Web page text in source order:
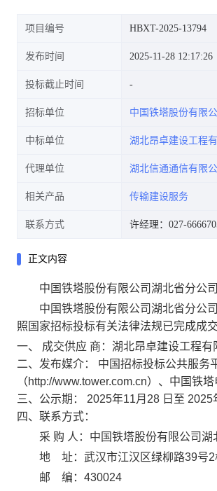
项目编号 HBXT-2025-13794
发布时间 2025-11-28 12:17:26
投标截止时间
招标单位 中国铁塔股份有限
中标单位 湖北昂卓建设工程
代理单位 湖北信通通信有限公
相关产品 传输建设服务
联系方式 许经理：027-
正文内容
中国铁塔股份有限公司湖北省分公司
中国铁塔股份有限公司湖北省分公司
照国家招标投标有关法律法规已完成成交
一、
成交供应 商：湖北昂卓建设工程有
二、发布媒介：
中国招标投标公共服务
（http://www.tower.com.cn）、中国铁
三、公示期：
2025年11月28 日至 2025
四、联系方式：
采 购 人： 中国铁塔股份有限公司湖
地
址：武汉市江汉区绿柳路39号2
邮
编 ： 430024